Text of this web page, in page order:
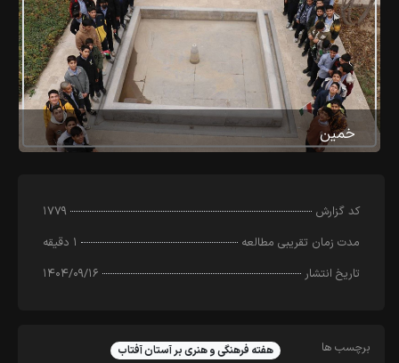
خمین
کد‌ گزارش
۱۷۷۹
مدت زمان تقریبی مطالعه
۱ دقیقه
تاریخ انتشار
۱۴۰۴/۰۹/۱۶
برچسب ها هفته فرهنگی و هنری بر آستان آفتاب